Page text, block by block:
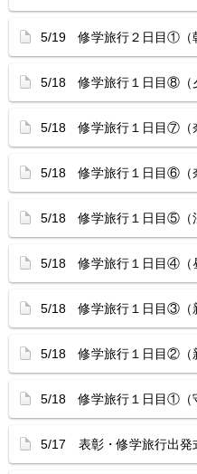
5/19 修学旅行２日目①（
5/18 修学旅行１日目⑧（
5/18 修学旅行１日目⑦（
5/18 修学旅行１日目⑥（
5/18 修学旅行１日目⑤（
5/18 修学旅行１日目④（
5/18 修学旅行１日目③（
5/18 修学旅行１日目②（
5/18 修学旅行１日目①（
5/17 表彰・修学旅行出発